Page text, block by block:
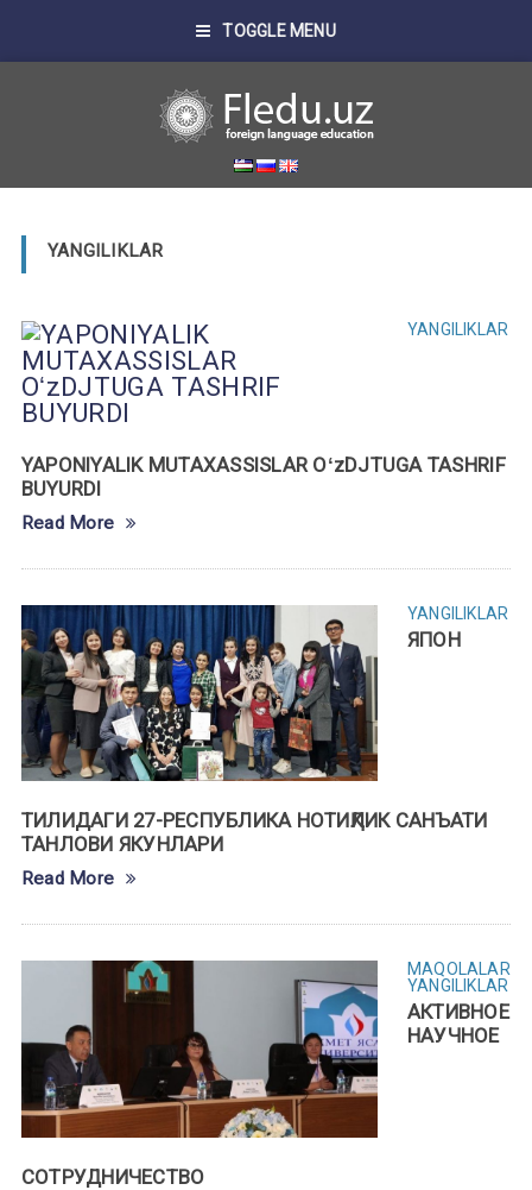
TOGGLE MENU
YANGILIKLAR
YANGILIKLAR
YAPONIYALIK MUTAXASSISLAR OʻzDJTUGA TASHRIF
BUYURDI
Read More
YANGILIKLAR
ЯПОН
ТИЛИДАГИ 27-РEСПУБЛИКА НОТИҚЛИК САНЪАТИ
ТАНЛОВИ ЯКУНЛАРИ
Read More
MAQOLALAR
YANGILIKLAR
АКТИВНОЕ
НАУЧНОЕ
СОТРУДНИЧЕСТВО